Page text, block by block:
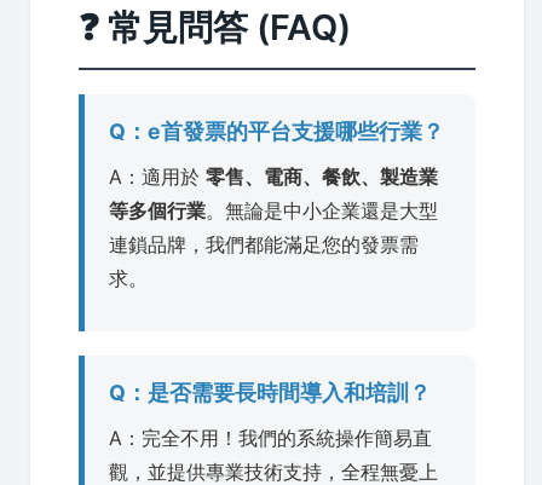
❓ 常見問答 (FAQ)
Q：e首發票的平台支援哪些行業？
A：適用於 零售、電商、餐飲、製造業
等多個行業。無論是中小企業還是大型
連鎖品牌，我們都能滿足您的發票需
求。
Q：是否需要長時間導入和培訓？
A：完全不用！我們的系統操作簡易直
觀，並提供專業技術支持，全程無憂上